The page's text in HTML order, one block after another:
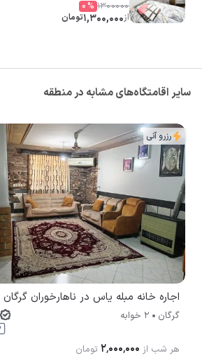
1300000
0%
از1,300,000تومان
سایر اقامتگاه‌های مشابه در منطقه
رزرو آنی
اجاره خانه مبله یاس در ناهارخوران گرگان
گرگان 2 خوابه
هر شب از ۲٬۰۰۰٬۰۰۰ تومان